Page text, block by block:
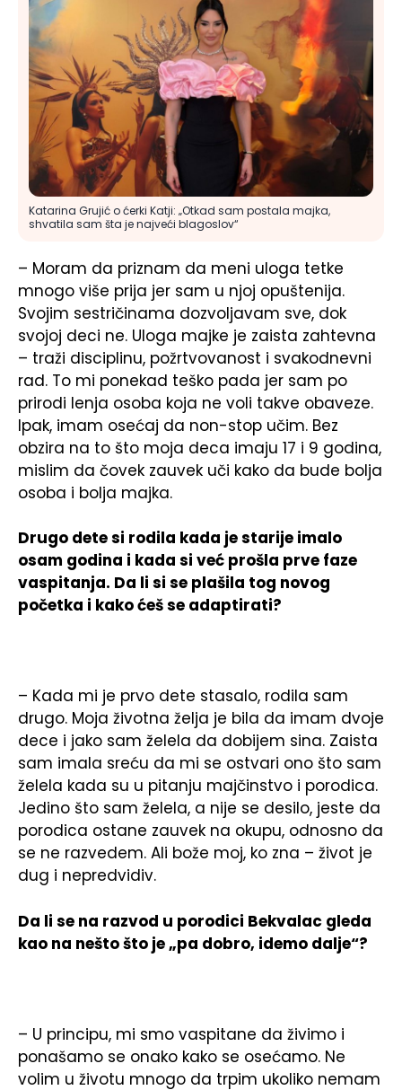
Katarina Grujić o ćerki Katji: „Otkad sam postala majka,
shvatila sam šta je najveći blagoslov“
– Moram da priznam da meni uloga tetke
mnogo više prija jer sam u njoj opuštenija.
Svojim sestričinama dozvoljavam sve, dok
svojoj deci ne. Uloga majke je zaista zahtevna
– traži disciplinu, požrtvovanost i svakodnevni
rad. To mi ponekad teško pada jer sam po
prirodi lenja osoba koja ne voli takve obaveze.
Ipak, imam osećaj da non-stop učim. Bez
obzira na to što moja deca imaju 17 i 9 godina,
mislim da čovek zauvek uči kako da bude bolja
osoba i bolja majka.
Drugo dete si rodila kada je starije imalo
osam godina i kada si već prošla prve faze
vaspitanja. Da li si se plašila tog novog
početka i kako ćeš se adaptirati?
– Kada mi je prvo dete stasalo, rodila sam
drugo. Moja životna želja je bila da imam dvoje
dece i jako sam želela da dobijem sina. Zaista
sam imala sreću da mi se ostvari ono što sam
želela kada su u pitanju majčinstvo i porodica.
Jedino što sam želela, a nije se desilo, jeste da
porodica ostane zauvek na okupu, odnosno da
se ne razvedem. Ali bože moj, ko zna – život je
dug i nepredvidiv.
Da li se na razvod u porodici Bekvalac gleda
kao na nešto što je „pa dobro, idemo dalje“?
– U principu, mi smo vaspitane da živimo i
ponašamo se onako kako se osećamo. Ne
volim u životu mnogo da trpim ukoliko nemam